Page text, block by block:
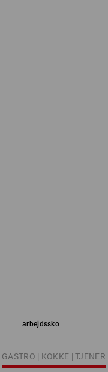
arbejdssko
GASTRO | KOKKE | TJENER